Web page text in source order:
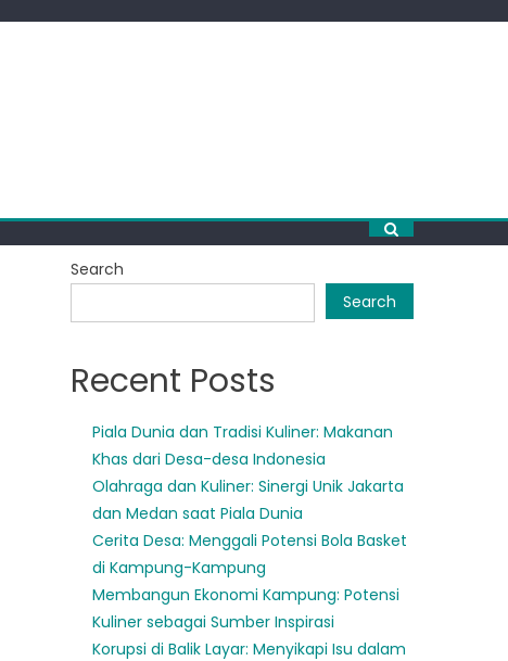
Search
Search
Recent Posts
Piala Dunia dan Tradisi Kuliner: Makanan
Khas dari Desa-desa Indonesia
Olahraga dan Kuliner: Sinergi Unik Jakarta
dan Medan saat Piala Dunia
Cerita Desa: Menggali Potensi Bola Basket
di Kampung-Kampung
Membangun Ekonomi Kampung: Potensi
Kuliner sebagai Sumber Inspirasi
Korupsi di Balik Layar: Menyikapi Isu dalam